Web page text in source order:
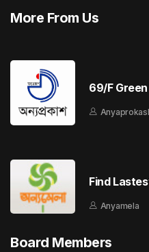
More From Us
69/F
Find
Anyamela
Board Members